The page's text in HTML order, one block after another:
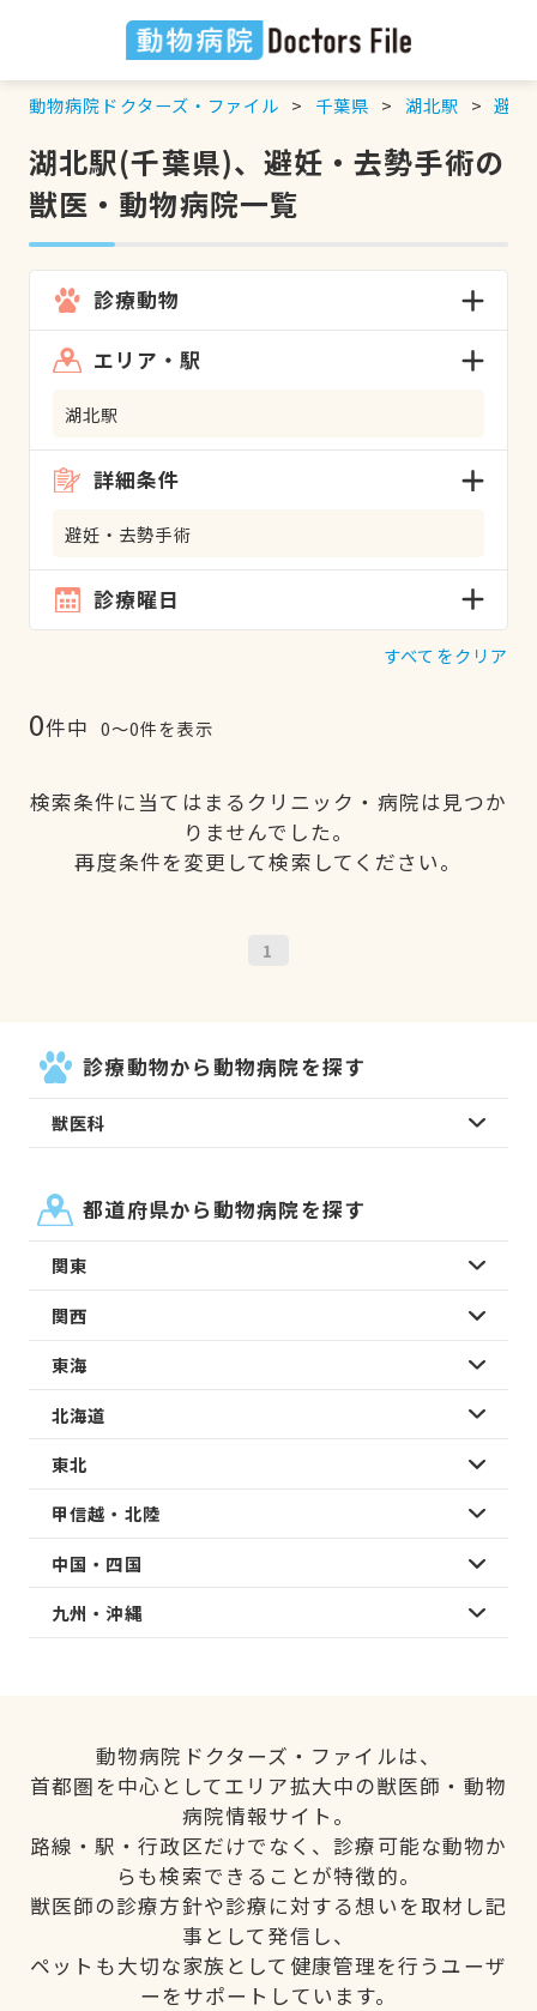
動物病院ドクターズ・ファイル 千葉県 湖北駅 避妊
湖北駅(千葉県)、避妊・去勢手術の
獣医・動物病院一覧
診療動物
エリア・駅
湖北駅
詳細条件
避妊・去勢手術
診療曜日
すべてをクリア
0件中 0〜0件を表示
検索条件に当てはまるクリニック・病院は見つか
りませんでした。
再度条件を変更して検索してください。
1
診療動物から動物病院を探す
獣医科
都道府県から動物病院を探す
関東
関西
東海
北海道
東北
甲信越・北陸
中国・四国
九州・沖縄
動物病院ドクターズ・ファイルは、
首都圏を中心としてエリア拡大中の獣医師・動物
病院情報サイト。
路線・駅・行政区だけでなく、診療可能な動物か
らも検索できることが特徴的。
獣医師の診療方針や診療に対する想いを取材し記
事として発信し、
ペットも大切な家族として健康管理を行うユーザ
ーをサポートしています。